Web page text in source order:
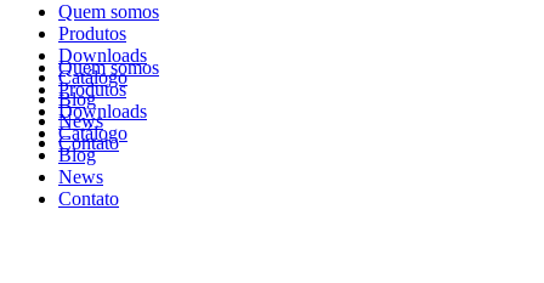
Quem somos
Produtos
Downloads
Catálogo
Blog
News
Contato
Quem somos
Produtos
Downloads
Catálogo
Blog
News
Contato